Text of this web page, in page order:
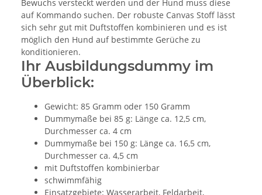
Bewuchs versteckt werden und der Hund muss diese
auf Kommando suchen. Der robuste Canvas Stoff lässt
sich sehr gut mit Duftstoffen kombinieren und es ist
möglich den Hund auf bestimmte Gerüche zu
konditionieren.
Ihr Ausbildungsdummy im
Überblick:
Gewicht: 85 Gramm oder 150 Gramm
Dummymaße bei 85 g: Länge ca. 12,5 cm,
Durchmesser ca. 4 cm
Dummymaße bei 150 g: Länge ca. 16,5 cm,
Durchmesser ca. 4,5 cm
mit Duftstoffen kombinierbar
schwimmfähig
Einsatzgebiete: Wasserarbeit, Feldarbeit,